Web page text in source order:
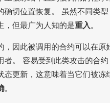
确切位置恢复。 虽然不同类型
，但最广为人知的是重入 。
，因此被调用的合约可以在原
者。 容易受到此类攻击的合约
态更新，这意味着当它们被冻
。